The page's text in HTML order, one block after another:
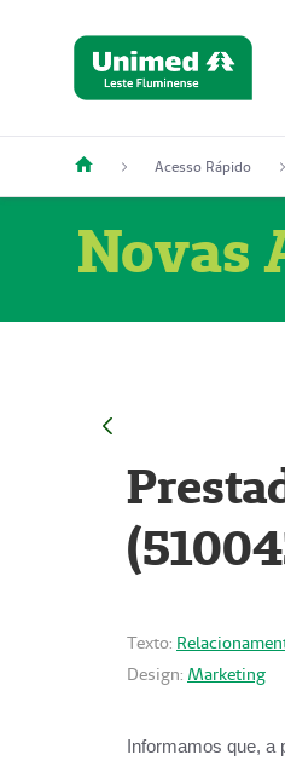
Acesso Rápido
Novas
Texto:
Design: Marketing
Informamos que, a